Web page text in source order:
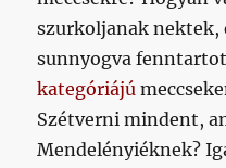
szurkoljanak nektek,
sunnyogva
kategóriájú
Szétverni mindent,
Mendelényiéknek?